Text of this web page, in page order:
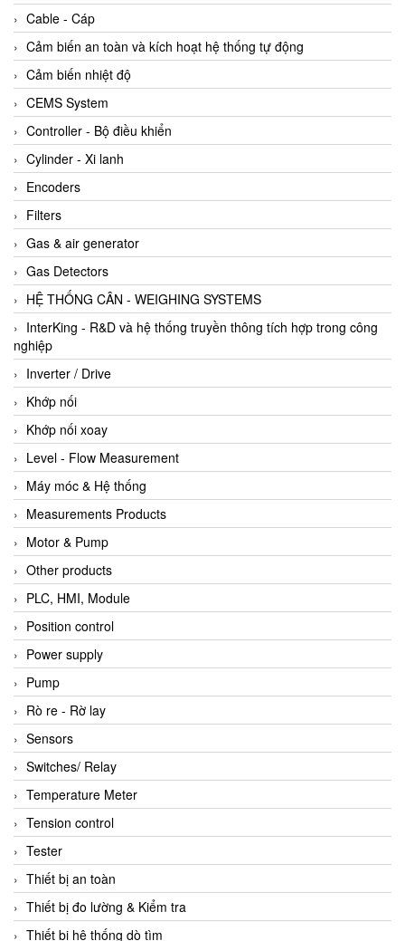
Cable - Cáp
Cảm biến an toàn và kích hoạt hệ thống tự động
Cảm biến nhiệt độ
CEMS System
Controller - Bộ điều khiển
Cylinder - Xi lanh
Encoders
Filters
Gas & air generator
Gas Detectors
HỆ THỐNG CÂN - WEIGHING SYSTEMS
InterKing - R&D và hệ thống truyền thông tích hợp trong công
nghiệp
Inverter / Drive
Khớp nối
Khớp nối xoay
Level - Flow Measurement
Máy móc & Hệ thống
Measurements Products
Motor & Pump
Other products
PLC, HMI, Module
Position control
Power supply
Pump
Rò re - Rờ lay
Sensors
Switches/ Relay
Temperature Meter
Tension control
Tester
Thiết bị an toàn
Thiết bị đo lường & Kiểm tra
Thiết bị hệ thống dò tìm